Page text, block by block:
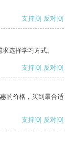
支持[0] 反对[0]
选择学习方式。
支持[0] 反对[0]
的价格，买到最合适
支持[0] 反对[0]